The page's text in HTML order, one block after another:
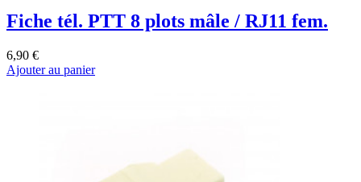
Fiche tél. PTT 8 plots mâle / RJ11 fem.
6,90 €
Ajouter au panier